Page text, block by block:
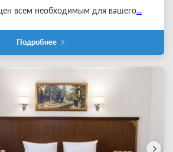
всем необходимым для вашего...
Подробнее